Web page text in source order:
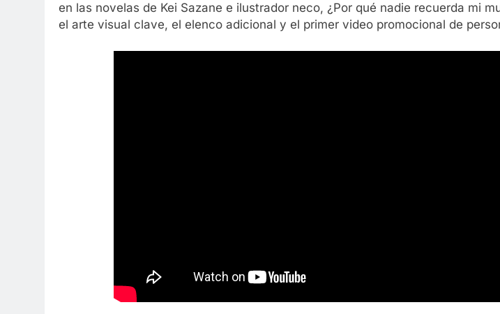
en las novelas de Kei Sazane e ilustrador neco, ¿Por qué nadie recuerda mi
el arte visual clave, el elenco adicional y el primer video promocional de